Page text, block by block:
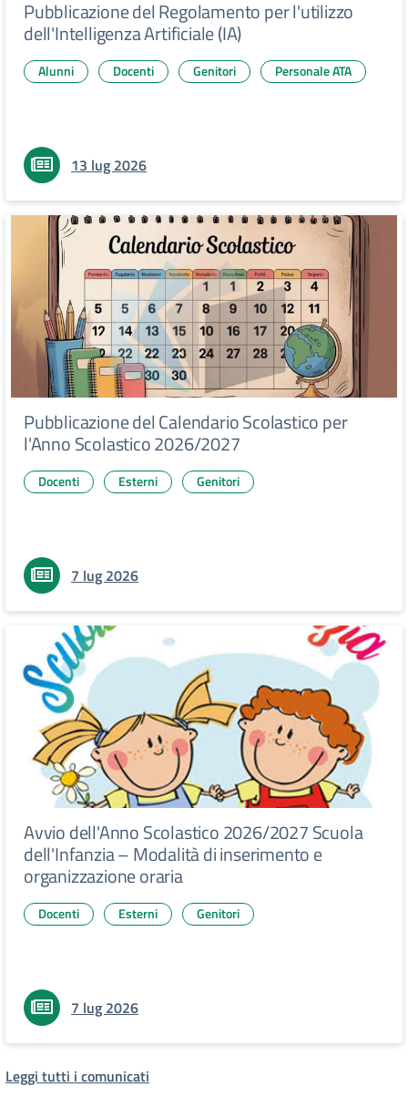
Pubblicazione del Regolamento per l'utilizzo
dell'Intelligenza Artificiale (IA)
Alunni Docenti Genitori Personale ATA
13 lug 2026
Pubblicazione del Calendario Scolastico per
l'Anno Scolastico 2026/2027
Docenti Esterni Genitori
7 lug 2026
Avvio dell'Anno Scolastico 2026/2027 Scuola
dell'Infanzia – Modalità di inserimento e
organizzazione oraria
Docenti Esterni Genitori
7 lug 2026
Leggi tutti i comunicati